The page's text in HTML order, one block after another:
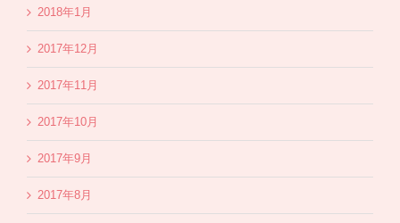
2018年1月
2017年12月
2017年11月
2017年10月
2017年9月
2017年8月